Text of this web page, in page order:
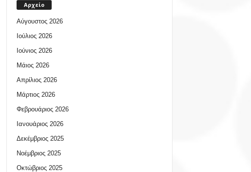
Αρχείο
Αύγουστος 2026
Ιούλιος 2026
Ιούνιος 2026
Μάιος 2026
Απρίλιος 2026
Μάρτιος 2026
Φεβρουάριος 2026
Ιανουάριος 2026
Δεκέμβριος 2025
Νοέμβριος 2025
Οκτώβριος 2025